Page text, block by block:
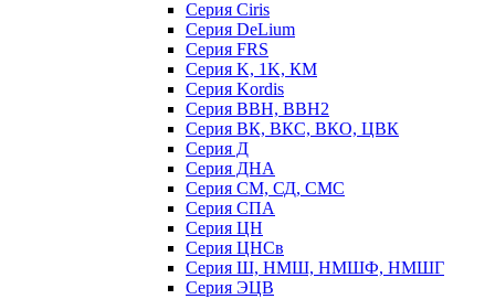
Серия Ciris
Серия DeLium
Серия FRS
Серия K, 1K, КМ
Серия Kordis
Серия ВВН, ВВН2
Серия ВК, ВКС, ВКО, ЦВК
Серия Д
Серия ДНА
Серия СМ, СД, СМС
Серия СПА
Серия ЦН
Серия ЦНСв
Серия Ш, НМШ, НМШФ, НМШГ
Серия ЭЦВ